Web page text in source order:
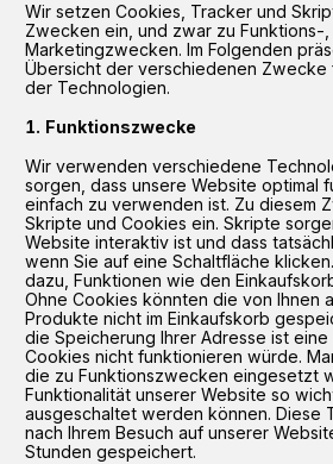
Wir setzen Cookies, Tracker und
Zwecken ein, und zwar zu Funktions-,
Marketingzwecken. Im Folgenden
Übersicht der verschiedenen Zwecke
der Technologien.
Funktionszwecke
Wir verwenden verschiedene
sorgen, dass unsere Website optimal
einfach zu verwenden ist. Zu diesem
Skripte und Cookies ein. Skripte
Website interaktiv ist und dass
wenn Sie auf eine Schaltfläche
dazu, Funktionen wie den
Ohne Cookies könnten die von Ihnen
Produkte nicht im Einkaufskorb
die Speicherung Ihrer Adresse ist
Cookies nicht funktionieren würde.
die zu Funktionszwecken eingesetzt
Funktionalität unserer Website so
ausgeschaltet werden können. Diese
nach Ihrem Besuch auf unserer
Stunden gespeichert.